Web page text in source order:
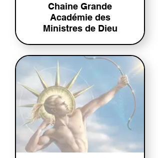
Chaine Grande
Académie des
Ministres de Dieu